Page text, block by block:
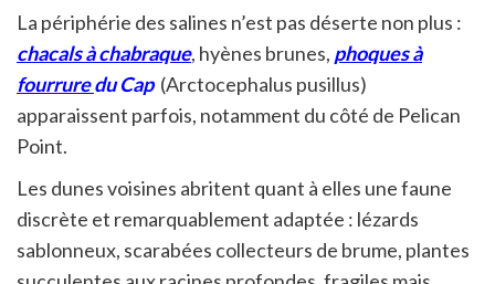
La périphérie des salines n’est pas déserte non plus :
chacals à chabraque, hyènes brunes, phoques à
fourruredu Cap(Arctocephalus pusillus)
apparaissent parfois, notamment du côté de Pelican
Point.
Les dunes voisines abritent quant à elles une faune
discrète et remarquablement adaptée : lézards
sablonneux, scarabées collecteurs de brume, plantes